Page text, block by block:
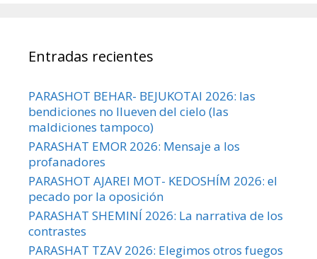
Entradas recientes
PARASHOT BEHAR- BEJUKOTAI 2026: las
bendiciones no llueven del cielo (las
maldiciones tampoco)
PARASHAT EMOR 2026: Mensaje a los
profanadores
PARASHOT AJAREI MOT- KEDOSHÍM 2026: el
pecado por la oposición
PARASHAT SHEMINÍ 2026: La narrativa de los
contrastes
PARASHAT TZAV 2026: Elegimos otros fuegos